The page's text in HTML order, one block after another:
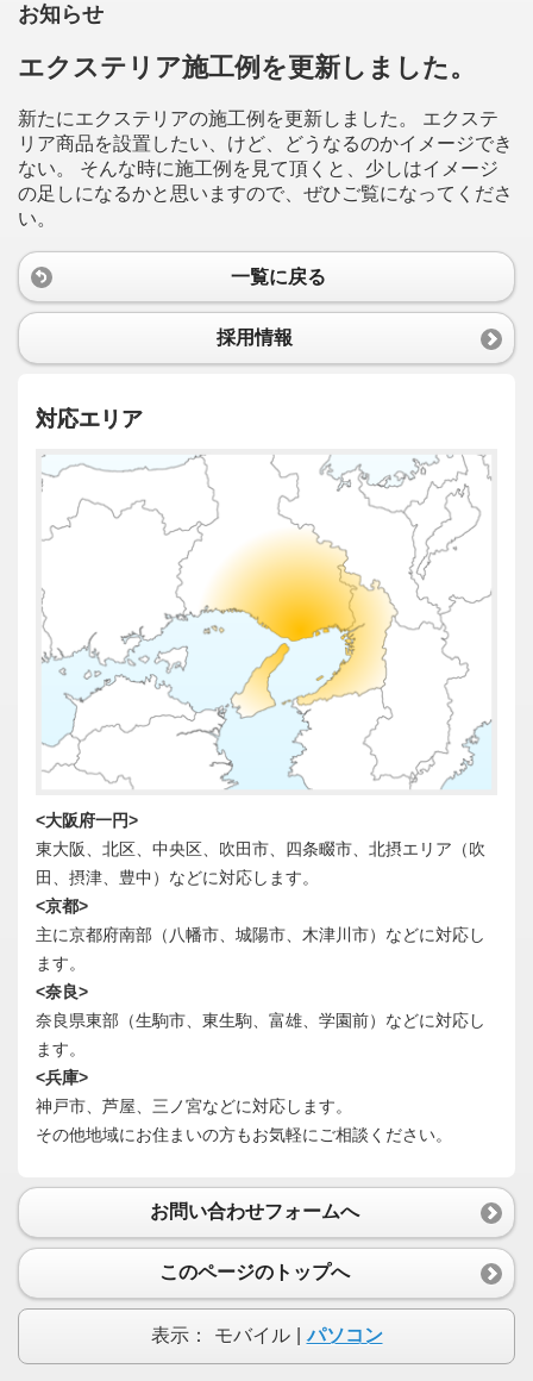
お知らせ
エクステリア施工例を更新しました。
新たにエクステリアの施工例を更新しました。 エクステ
リア商品を設置したい、けど、どうなるのかイメージでき
ない。 そんな時に施工例を見て頂くと、少しはイメージ
の足しになるかと思いますので、ぜひご覧になってくださ
い。
一覧に戻る
採用情報
対応エリア
<大阪府一円>
東大阪、北区、中央区、吹田市、四条畷市、北摂エリア（吹
田、摂津、豊中）などに対応します。
<京都>
主に京都府南部（八幡市、城陽市、木津川市）などに対応し
ます。
<奈良>
奈良県東部（生駒市、東生駒、富雄、学園前）などに対応し
ます。
<兵庫>
神戸市、芦屋、三ノ宮などに対応します。
その他地域にお住まいの方もお気軽にご相談ください。
お問い合わせフォームへ
このページのトップへ
表示： モバイル パソコン